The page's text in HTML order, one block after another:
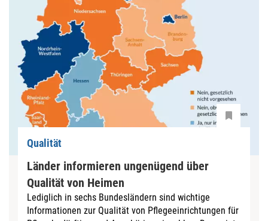
Qualität
Länder informieren ungenügend über
Qualität von Heimen
Lediglich in sechs Bundesländern sind wichtige
Informationen zur Qualität von Pflegeeinrichtungen für